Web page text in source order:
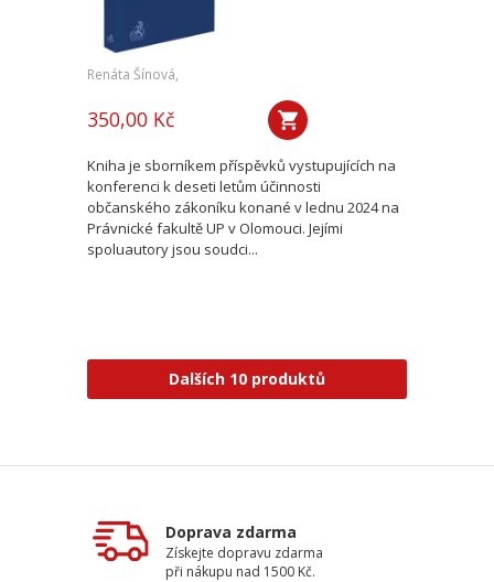
Renáta Šínová,
350,00 Kč
Kniha je sborníkem příspěvků vystupujících na
konferenci k deseti letům účinnosti
občanského zákoníku konané v lednu 2024 na
Právnické fakultě UP v Olomouci. Jejími
spoluautory jsou soudci...
Dalších 10 produktů
Doprava zdarma
Získejte dopravu zdarma
při nákupu nad 1500 Kč.